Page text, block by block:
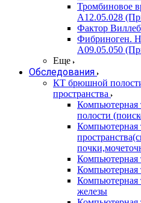
Тромбиновое
A12.05.028
Фактор
Фибриноген.
A09.05.050
Еще
Обследования
КТ брюшной
пространства
полости
Компьютерная
Компьютерная
Компьютерная
Компьютерная
железы